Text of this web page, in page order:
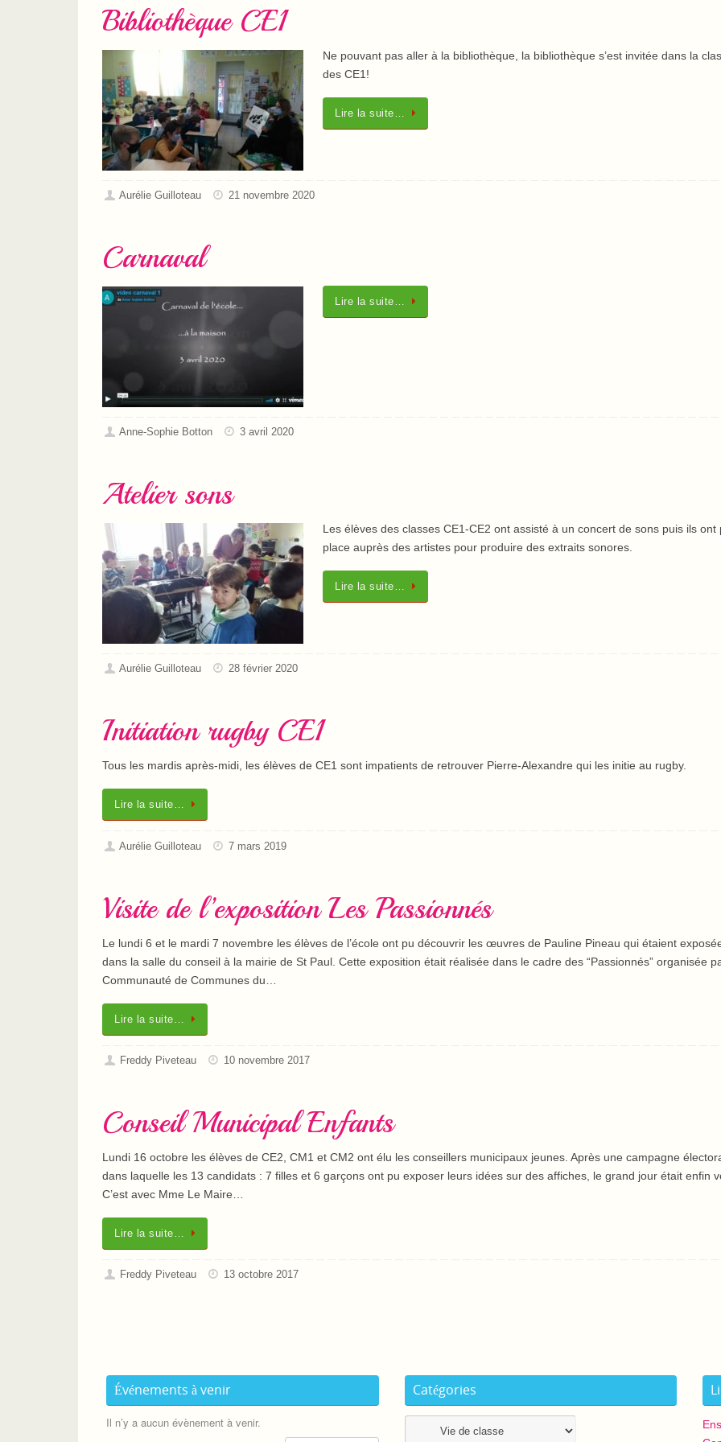
Bibliothèque CE1
Ne pouvant pas aller à la bibliothèque, la bibliothèque s’est invitée dans la
des CE1!
Lire la suite…
Aurélie Guilloteau 21 novembre 2020
Carnaval
Lire la suite…
Anne-Sophie Botton 3 avril 2020
Atelier sons
Les élèves des classes CE1-CE2 ont assisté à un concert de sons puis ils ont
place auprès des artistes pour produire des extraits sonores.
Lire la suite…
Aurélie Guilloteau 28 février 2020
Initiation rugby CE1
Tous les mardis après-midi, les élèves de CE1 sont impatients de retrouver Pierre-Alexandre qui les initie au rugby.
Lire la suite…
Aurélie Guilloteau 7 mars 2019
Visite de l’exposition Les Passionnés
Le lundi 6 et le mardi 7 novembre les élèves de l’école ont pu découvrir les œuvres de Pauline Pineau qui étaient
dans la salle du conseil à la mairie de St Paul. Cette exposition était réalisée dans le cadre des “Passionnés” organisée
Communauté de Communes du…
Lire la suite…
Freddy Piveteau 10 novembre 2017
Conseil Municipal Enfants
Lundi 16 octobre les élèves de CE2, CM1 et CM2 ont élu les conseillers municipaux jeunes. Après une campagne
dans laquelle les 13 candidats : 7 filles et 6 garçons ont pu exposer leurs idées sur des affiches, le grand jour était enfin
C’est avec Mme Le Maire…
Lire la suite…
Freddy Piveteau 13 octobre 2017
Événements à venir
Il n’y a aucun évènement à venir.
Catégories
Catégories